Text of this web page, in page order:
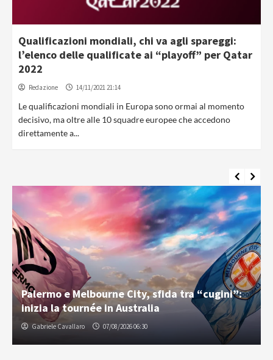
Qualificazioni mondiali, chi va agli spareggi:
l’elenco delle qualificate ai “playoff” per Qatar
2022
Redazione 14/11/2021 21:14
Le qualificazioni mondiali in Europa sono ormai al momento
decisivo, ma oltre alle 10 squadre europee che accedono
direttamente a...
Palermo e Melbourne City, sfida tra “cugini”:
inizia la tournée in Australia
Gabriele Cavallaro 07/08/2026 06:30